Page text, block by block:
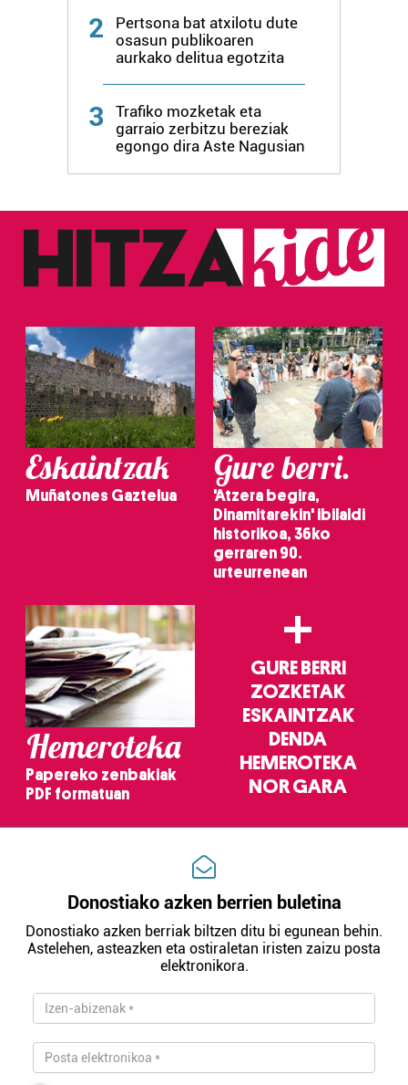
datuen atalean. Edozein unetan alda edo ken dezakezu
zure baimena Cookieen adierazpenean.
fitxategiak erabiltzen ditu. Zure esperientzia eta
zerbitzuak hobetzeko asmoz, cookie teknologiaz
irakurri
2
Pertsona bat atxilotu dute
osasun publikoaren
aurkako delitua egotzita
3
Trafiko mozketak eta
garraio zerbitzu bereziak
egongo dira Aste Nagusian
Eskaintzak
Muñatones Gaztelua
Gure berri.
'Atzera begira,
Dinamitarekin' ibilaldi
historikoa, 36ko
gerraren 90.
urteurrenean
Hemeroteka
Papereko zenbakiak
PDF formatuan
+
GURE BERRI
ZOZKETAK
ESKAINTZAK
DENDA
HEMEROTEKA
NOR GARA
Donostiako azken berrien buletina
Donostiako azken berriak biltzen ditu bi egunean behin.
Astelehen, asteazken eta ostiraletan iristen zaizu posta
elektronikora.